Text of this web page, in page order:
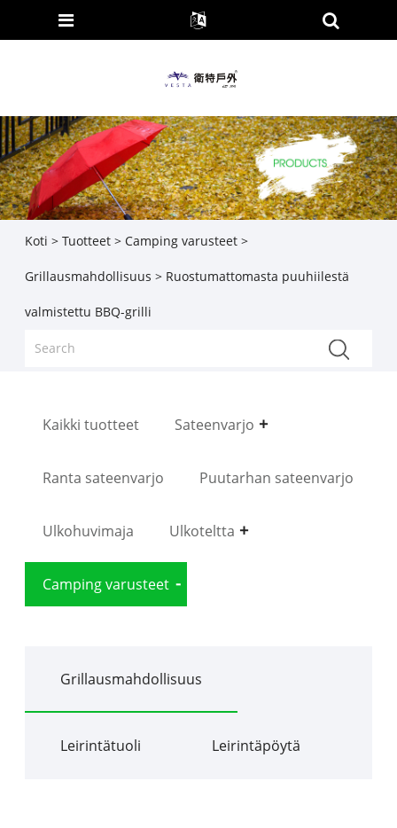
Koti > Tuotteet> Camping varusteet>
Grillausmahdollisuus > Ruostumattomasta puuhiilestä
valmistettu BBQ-grilli
Kaikki tuotteet Sateenvarjo
Ranta sateenvarjo Puutarhan sateenvarjo
Ulkohuvimaja Ulkoteltta
Camping varusteet
Grillausmahdollisuus
Leirintätuoli Leirintäpöytä